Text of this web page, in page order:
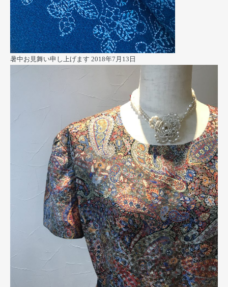
暑中お見舞い申し上げます 2018年7月13日